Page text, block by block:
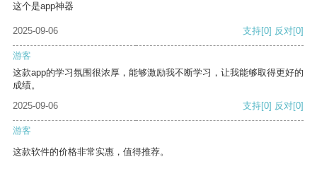
这个是app神器
2025-09-06 支持[0] 反对[0]
游客
这款app的学习氛围很浓厚，能够激励我不断学习，让我能够取得更好的
成绩。
2025-09-06
支持[0] 反对[0]
游客
这款软件的价格非常实惠，值得推荐。